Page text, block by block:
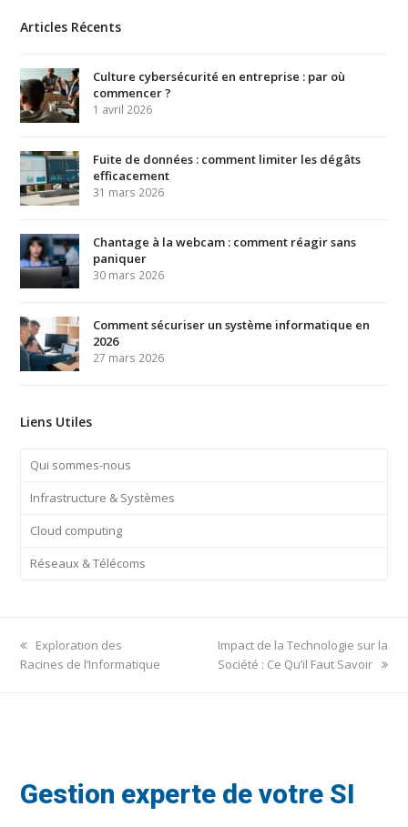
Articles Récents
Culture cybersécurité en entreprise : par où
commencer ?
1 avril 2026
Fuite de données : comment limiter les dégâts
efficacement
31 mars 2026
Chantage à la webcam : comment réagir sans
paniquer
30 mars 2026
Comment sécuriser un système informatique en
2026
27 mars 2026
Liens Utiles
Qui sommes-nous
Infrastructure & Systèmes
Cloud computing
Réseaux & Télécoms
previous
post:
Exploration des
Racines de l’Informatique
next
post:
Impact de la Technologie sur la
Société : Ce Qu’il Faut Savoir
Gestion experte de votre SI